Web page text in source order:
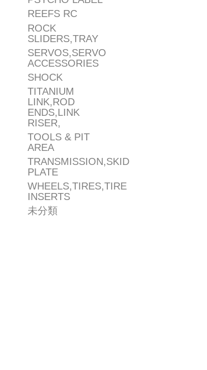
REEFS RC
ROCK
SLIDERS,TRAY
SERVOS,SERVO
ACCESSORIES
SHOCK
TITANIUM
LINK,ROD
ENDS,LINK
RISER,
TOOLS & PIT
AREA
TRANSMISSION,SKID
PLATE
WHEELS,TIRES,TIRE
INSERTS
未分類